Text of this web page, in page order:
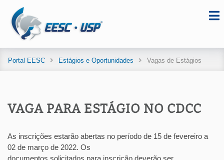
Portal EESC Estágios e Oportunidades Vagas de Estágios
VAGA PARA ESTÁGIO NO CDCC
As inscrições estarão abertas no período de 15 de fevereiro a
02 de março de 2022. Os
documentos solicitados para inscrição deverão ser